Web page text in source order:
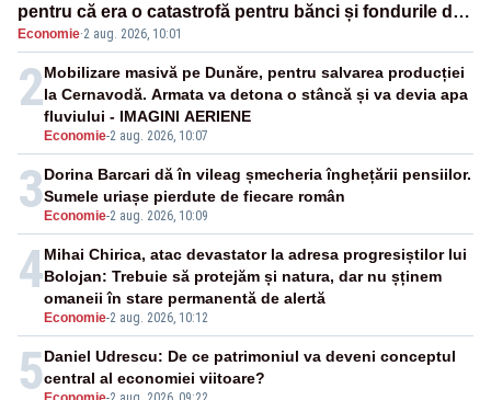
pentru că era o catastrofă pentru bănci și fondurile de
pensii
Economie·2 aug. 2026, 10:01
2
Economie-2 aug. 2026, 10:07
Mobilizare masivă pe Dunăre, pentru salvarea producției
la Cernavodă. Armata va detona o stâncă și va devia apa
fluviului - IMAGINI AERIENE
3Economie-2 aug. 2026, 10:09
Dorina Barcari dă în vileag șmecheria înghețării pensiilor.
Sumele uriașe pierdute de fiecare român
4
Economie-2 aug. 2026, 10:12
Mihai Chirica, atac devastator la adresa progresiștilor lui
Bolojan: Trebuie să protejăm și natura, dar nu șținem
omaneii în stare permanentă de alertă
5Daniel Udrescu: De ce patrimoniul va deveni conceptul
central al economiei viitoare?